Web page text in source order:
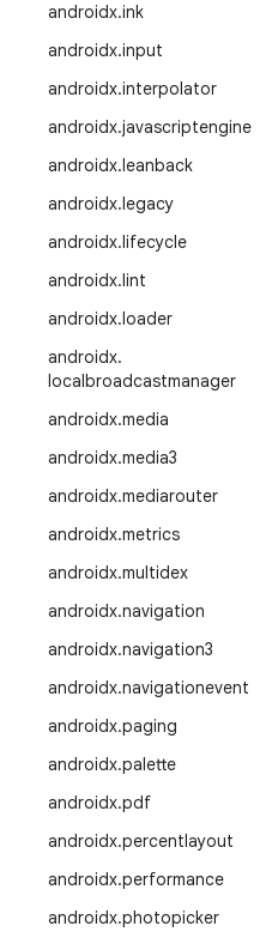
androidx.ink
androidx.input
androidx.interpolator
androidx.javascriptengine
androidx.leanback
androidx.legacy
androidx.lifecycle
androidx.lint
androidx.loader
androidx.
localbroadcastmanager
androidx.media
androidx.media3
androidx.mediarouter
androidx.metrics
androidx.multidex
androidx.navigation
androidx.navigation3
androidx.navigationevent
androidx.paging
androidx.palette
androidx.pdf
androidx.percentlayout
androidx.performance
androidx.photopicker